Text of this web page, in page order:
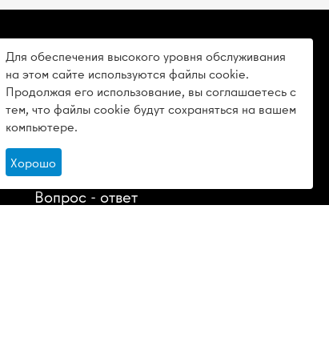
О КОМПАНИИ
О компании
Отзывы
Статьи
Вопрос - ответ
Для обеспечения высокого уровня обслуживания
на этом сайте используются файлы cookie.
Продолжая его использование, вы соглашаетесь с
тем, что файлы cookie будут сохраняться на вашем
компьютере.
Хорошо